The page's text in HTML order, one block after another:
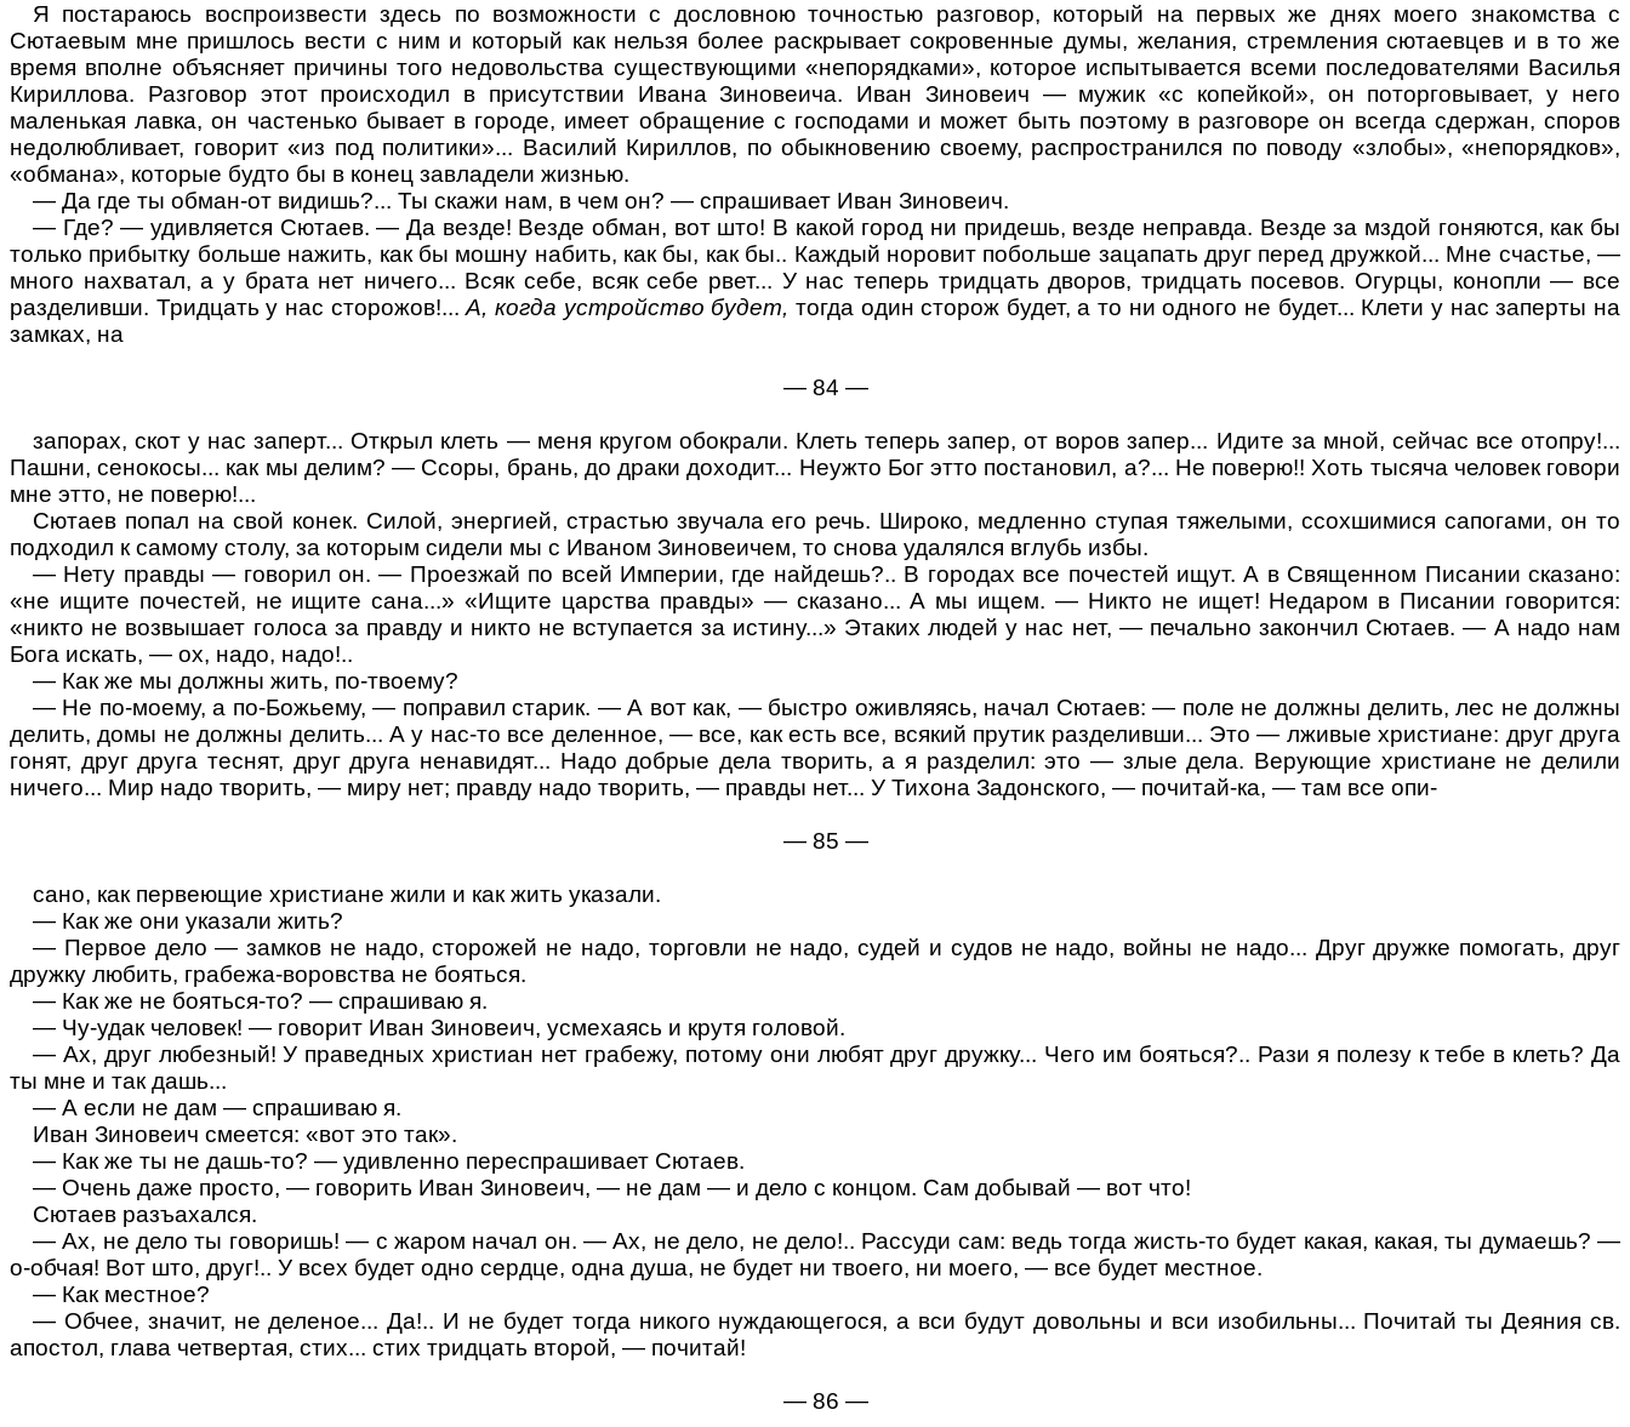
Я постараюсь воспроизвести здесь по возможности с дословною точностью разговор, который на первых же днях моего знакомства с
Сютаевым мне пришлось вести с ним и который как нельзя более раскрывает сокровенные думы, желания, стремления сютаевцев и в то же
время вполне объясняет причины того недовольства существующими «непорядками», которое испытывается всеми последователями Василья
Кириллова. Разговор этот происходил в присутствии Ивана Зиновеича. Иван Зиновеич — мужик «с копейкой», он поторговывает, у него
маленькая лавка, он частенько бывает в городе, имеет обращение с господами и может быть поэтому в разговоре он всегда сдержан, споров
недолюбливает, говорит «из под политики»... Василий Кириллов, по обыкновению своему, распространился по поводу «злобы», «непорядков»,
«обмана», которые будто бы в конец завладели жизнью.
— Да где ты обман-от видишь?... Ты скажи нам, в чем он? — спрашивает Иван Зиновеич.
— Где? — удивляется Сютаев. — Да везде! Везде обман, вот што! В какой город ни придешь, везде неправда. Везде за мздой гоняются, как бы
только прибытку больше нажить, как бы мошну набить, как бы, как бы.. Каждый норовит побольше зацапать друг перед дружкой... Мне счастье, —
много нахватал, а у брата нет ничего... Всяк себе, всяк себе рвет... У нас теперь тридцать дворов, тридцать посевов. Огурцы, конопли — все
разделивши. Тридцать у нас сторожов!...А, когда устройство будет, тогда один сторож будет, а то ни одного не будет... Клети у нас заперты на
замках, на
— 84 —
запорах, скот у нас заперт... Открыл клеть — меня кругом обокрали. Клеть теперь запер, от воров запер... Идите за мной, сейчас все отопру!...
Пашни, сенокосы... как мы делим? — Ссоры, брань, до драки доходит... Неужто Бог этто постановил, а?... Не поверю!! Хоть тысяча человек говори
мне этто, не поверю!...
Сютаев попал на свой конек. Силой, энергией, страстью звучала его речь. Широко, медленно ступая тяжелыми, ссохшимися сапогами, он то
подходил к самому столу, за которым сидели мы с Иваном Зиновеичем, то снова удалялся вглубь избы.
— Нету правды — говорил он. — Проезжай по всей Империи, где найдешь?.. В городах все почестей ищут. А в Священном Писании сказано:
«не ищите почестей, не ищите сана...» «Ищите царства правды» — сказано... А мы ищем. — Никто не ищет! Недаром в Писании говорится:
«никто не возвышает голоса за правду и никто не вступается за истину...» Этаких людей у нас нет, — печально закончил Сютаев. — А надо нам
Бога искать, — ох, надо, надо!..
— Как же мы должны жить, по-твоему?
— Не по-моему, а по-Божьему, — поправил старик. — А вот как, — быстро оживляясь, начал Сютаев: — поле не должны делить, лес не должны
делить, домы не должны делить... А у нас-то все деленное, — все, как есть все, всякий прутик разделивши... Это — лживые христиане: друг друга
гонят, друг друга теснят, друг друга ненавидят... Надо добрые дела творить, а я разделил: это — злые дела. Верующие христиане не делили
ничего... Мир надо творить, — миру нет; правду надо творить, — правды нет... У Тихона Задонского, — почитай-ка, — там все опи-
— 85 —
сано, как первеющие христиане жили и как жить указали.
— Как же они указали жить?
— Первое дело — замков не надо, сторожей не надо, торговли не надо, судей и судов не надо, войны не надо... Друг дружке помогать, друг
дружку любить, грабежа-воровства не бояться.
— Как же не бояться-то? — спрашиваю я.
— Чу-удак человек! — говорит Иван Зиновеич, усмехаясь и крутя головой.
— Ах, друг любезный! У праведных христиан нет грабежу, потому они любят друг дружку... Чего им бояться?.. Рази я полезук тебе в клеть? Да
ты мне и так дашь...
— А если не дам — спрашиваю я.
Иван Зиновеич смеется: «вот это так».
— Как же ты не дашь-то? — удивленно переспрашивает Сютаев.
— Очень даже просто, — говорить Иван Зиновеич, — не дам — и дело с концом. Сам добывай — вот что!
Сютаев разъахался.
— Ах, не дело ты говоришь! — с жаром начал он. — Ах, не дело, не дело!.. Рассуди сам: ведь тогда жисть-то будет какая, какая, ты думаешь? —
о-обчая! Вот што, друг!.. У всех будет одно сердце, одна душа, не будет ни твоего, ни моего, — все будет местное.
— Как местное?
— Обчее, значит, не деленое... Да!.. И не будет тогда никого нуждающегося, а вси будут довольны и вси изобильны... Почитай ты Деяния св.
апостол, глава четвертая, стих... стих тридцать второй, — почитай!
— 86 —